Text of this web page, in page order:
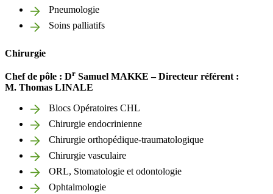
Pneumologie
Soins palliatifs
Chirurgie
Chef de pôle : Dr Samuel MAKKE – Directeur référent :
M. Thomas LINALE
Blocs Opératoires CHL
Chirurgie endocrinienne
Chirurgie orthopédique-traumatologique
Chirurgie vasculaire
ORL, Stomatologie et odontologie
Ophtalmologie